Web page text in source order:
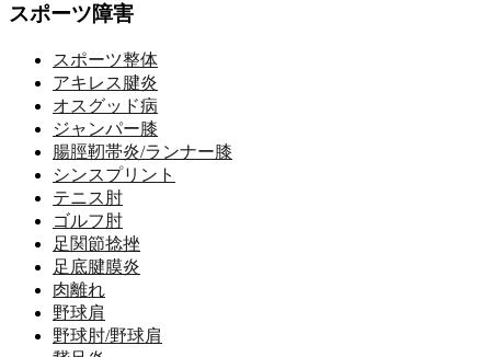
スポーツ障害
スポーツ整体
アキレス腱炎
オスグッド病
ジャンパー膝
腸脛靭帯炎/ランナー膝
シンスプリント
テニス肘
ゴルフ肘
足関節捻挫
足底腱膜炎
肉離れ
野球肩
野球肘/野球肩